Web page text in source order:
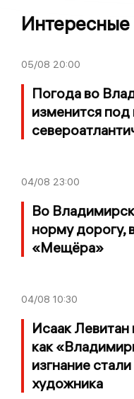
Интересные
05/08 20:00
Погода во
изменится
04/08 23:00
Во
норму дорогу,
«Мещёра»
04/08 10:30
Исаак
как
изгнание
художника